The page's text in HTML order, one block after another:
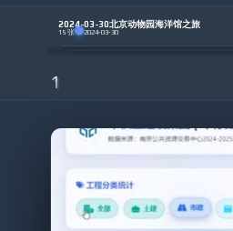
1759251347
332780965
2024-03-30北京动物园海洋馆之旅
15 张· 2024-03-30
1